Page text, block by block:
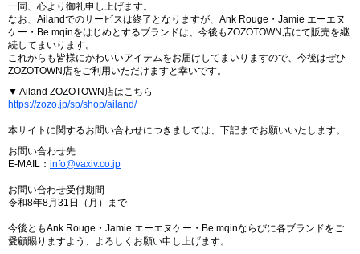
一同、心より御礼申し上げます。
なお、Ailandでのサービスは終了となりますが、Ank Rouge・Jamie エーエヌ
ケー・Be mqinをはじめとするブランドは、今後もZOZOTOWN店にて販売を継
続してまいります。
これからも皆様にかわいいアイテムをお届けしてまいりますので、今後はぜひ
ZOZOTOWN店をご利用いただけますと幸いです。
▼ Ailand ZOZOTOWN店はこちら
https://zozo.jp/sp/shop/ailand/
本サイトに関するお問い合わせにつきましては、下記までお願いいたします。
お問い合わせ先
E-MAIL： info@vaxiv.co.jp
お問い合わせ受付期間
令和8年8月31日（月）まで
今後ともAnk Rouge・Jamie エーエヌケー・Be mqinならびに各ブランドをご
愛顧賜りますよう、よろしくお願い申し上げます。